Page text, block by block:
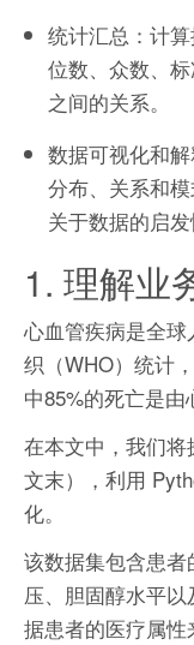
统计汇总：计
位数、众数、
之间的关系。
数据可视化和
分布、关系和
关于数据的启发
1. 理解业
心血管疾病是全
织（WHO）统计
中85%的死亡是由
在本文中，我们
文末），利用
化。
该数据集包含患
压、胆固醇水平
据患者的医疗属